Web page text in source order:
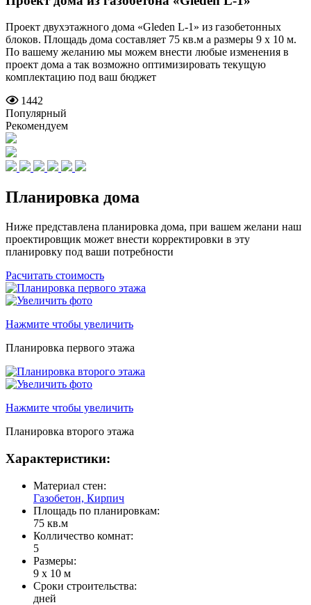
Проект двухэтажного дома «Gleden L-1» из газобетонных
блоков. Площадь дома составляет 75 кв.м а размеры 9 x 10 м.
По вашему желанию мы можем внести любые изменения в
проект дома а так возможно оптимизировать текущую
комплектацию под ваш бюджет
1442
Популярный
Рекомендуем
Планировка дома
Ниже представлена планировка дома, при вашем желани наш
проектировщик может внести корректировки в эту
планировку под ваши потребности
Расчитать стоимость
Нажмите чтобы увеличить
Планировка первого этажа
Нажмите чтобы увеличить
Планировка второго этажа
Характеристики:
Материал стен:
Газобетон, Кирпич
Площадь по планировкам:
75 кв.м
Колличество комнат:
5
Размеры:
9 x 10 м
Сроки строительства:
дней